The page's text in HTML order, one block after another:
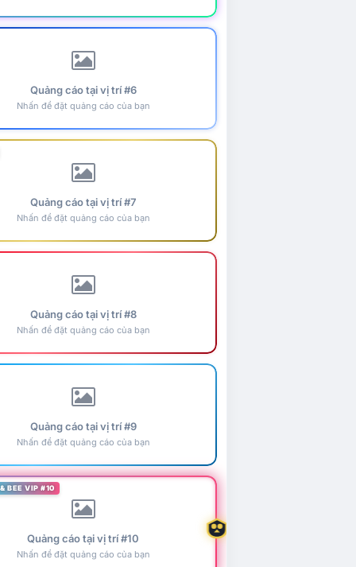
Quảng cáo tại vị trí #6
Nhấn để đặt quảng cáo của bạn
Quảng cáo tại vị trí #7
Nhấn để đặt quảng cáo của bạn
Quảng cáo tại vị trí #8
Nhấn để đặt quảng cáo của bạn
Quảng cáo tại vị trí #9
Nhấn để đặt quảng cáo của bạn
BEE VIP #10
Quảng cáo tại vị trí #10
Nhấn để đặt quảng cáo của bạn